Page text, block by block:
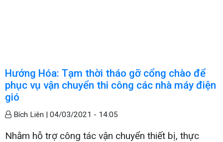
Hướng Hóa: Tạm thời tháo gỡ cổng chào để
phục vụ vận chuyển thi công các nhà máy điện
gió
Bích Liên | 04/03/2021 - 14:05
Nhằm hỗ trợ công tác vận chuyển thiết bị, thực